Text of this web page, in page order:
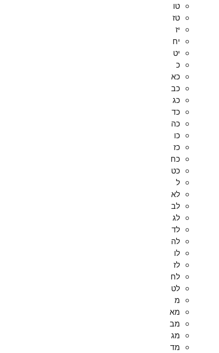
טו
טז
יז
יח
יט
כ
כא
כב
כג
כד
כה
כו
כז
כח
כט
ל
לא
לב
לג
לד
לה
לו
לז
לח
לט
מ
מא
מב
מג
מד